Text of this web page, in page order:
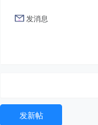
发消息
发新帖